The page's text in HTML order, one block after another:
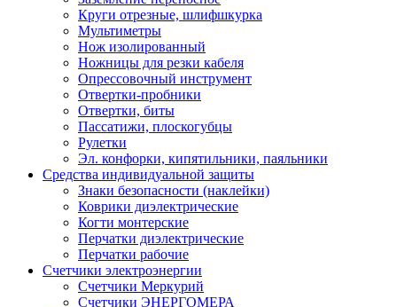
Круги отрезные, шлифшкурка
Мультиметры
Нож изолированный
Ножницы для резки кабеля
Опрессовочный инструмент
Отвертки-пробники
Отвертки, биты
Пассатижи, плоскогубцы
Рулетки
Эл. конфорки, кипятильники, паяльники
Средства индивидуальной защиты
Знаки безопасности (наклейки)
Коврики диэлектрические
Когти монтерские
Перчатки диэлектрические
Перчатки рабочие
Счетчики электроэнергии
Счетчики Меркурий
Счетчики ЭНЕРГОМЕРА